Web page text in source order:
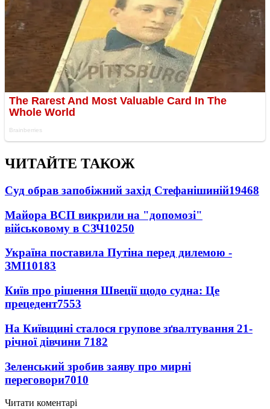
ЧИТАЙТЕ ТАКОЖ
Суд обрав запобіжний захід Стефанішиній19468
Майора ВСП викрили на "допомозі"
військовому в СЗЧ10250
Україна поставила Путіна перед дилемою -
ЗМІ10183
Київ про рішення Швеції щодо судна: Це
прецедент7553
На Київщині сталося групове зґвалтування 21-
річної дівчини 7182
Зеленський зробив заяву про мирні
переговори7010
Читати коментарі